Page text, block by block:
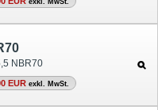
NBR70
EUR exkl. MwSt.